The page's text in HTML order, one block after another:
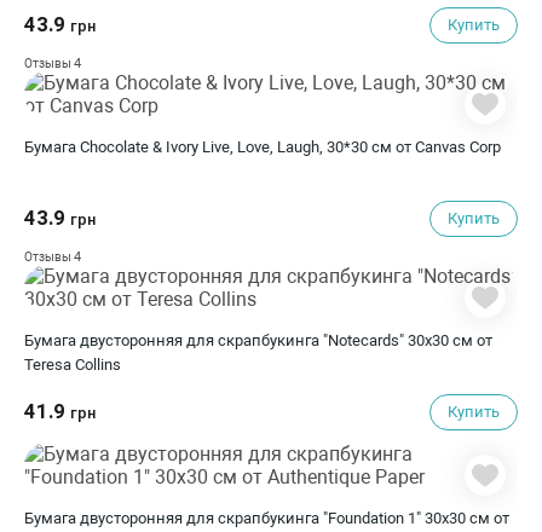
43.9 грн Купить
Отзывы 4
Бумага Chocolate & Ivory Live, Love, Laugh, 30*30 см от Canvas Corp
43.9 грн Купить
Отзывы 4
Бумага двусторонняя для скрапбукинга "Notecards" 30х30 см от
Teresa Collins
41.9 грн Купить
Бумага двусторонняя для скрапбукинга "Foundation 1" 30х30 см от